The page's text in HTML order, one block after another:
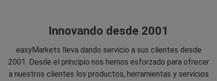
Innovando desde 2001
easyMarkets lleva dando servicio a sus clientes desde
2001. Desde el principio nos hemos esforzado para ofrecer
a nuestros clientes los productos, herramientas y servicios